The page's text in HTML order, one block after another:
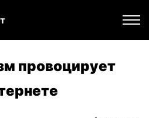
провоцирует